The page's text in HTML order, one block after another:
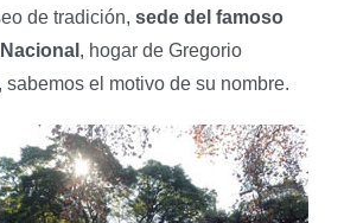
de tradición, sede del famoso
, hogar de Gregorio
sabemos el motivo de su nombre.